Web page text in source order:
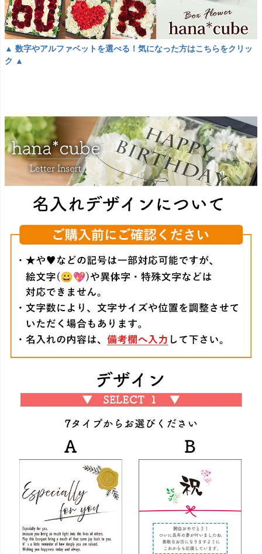
▲ 数字やアルファベットを選べる！気になった方はこちらをクリッ
ク ▲